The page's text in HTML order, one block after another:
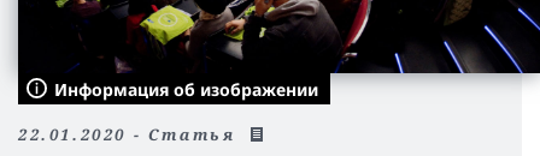
Информация об изображении
22.01.2020 - Статья